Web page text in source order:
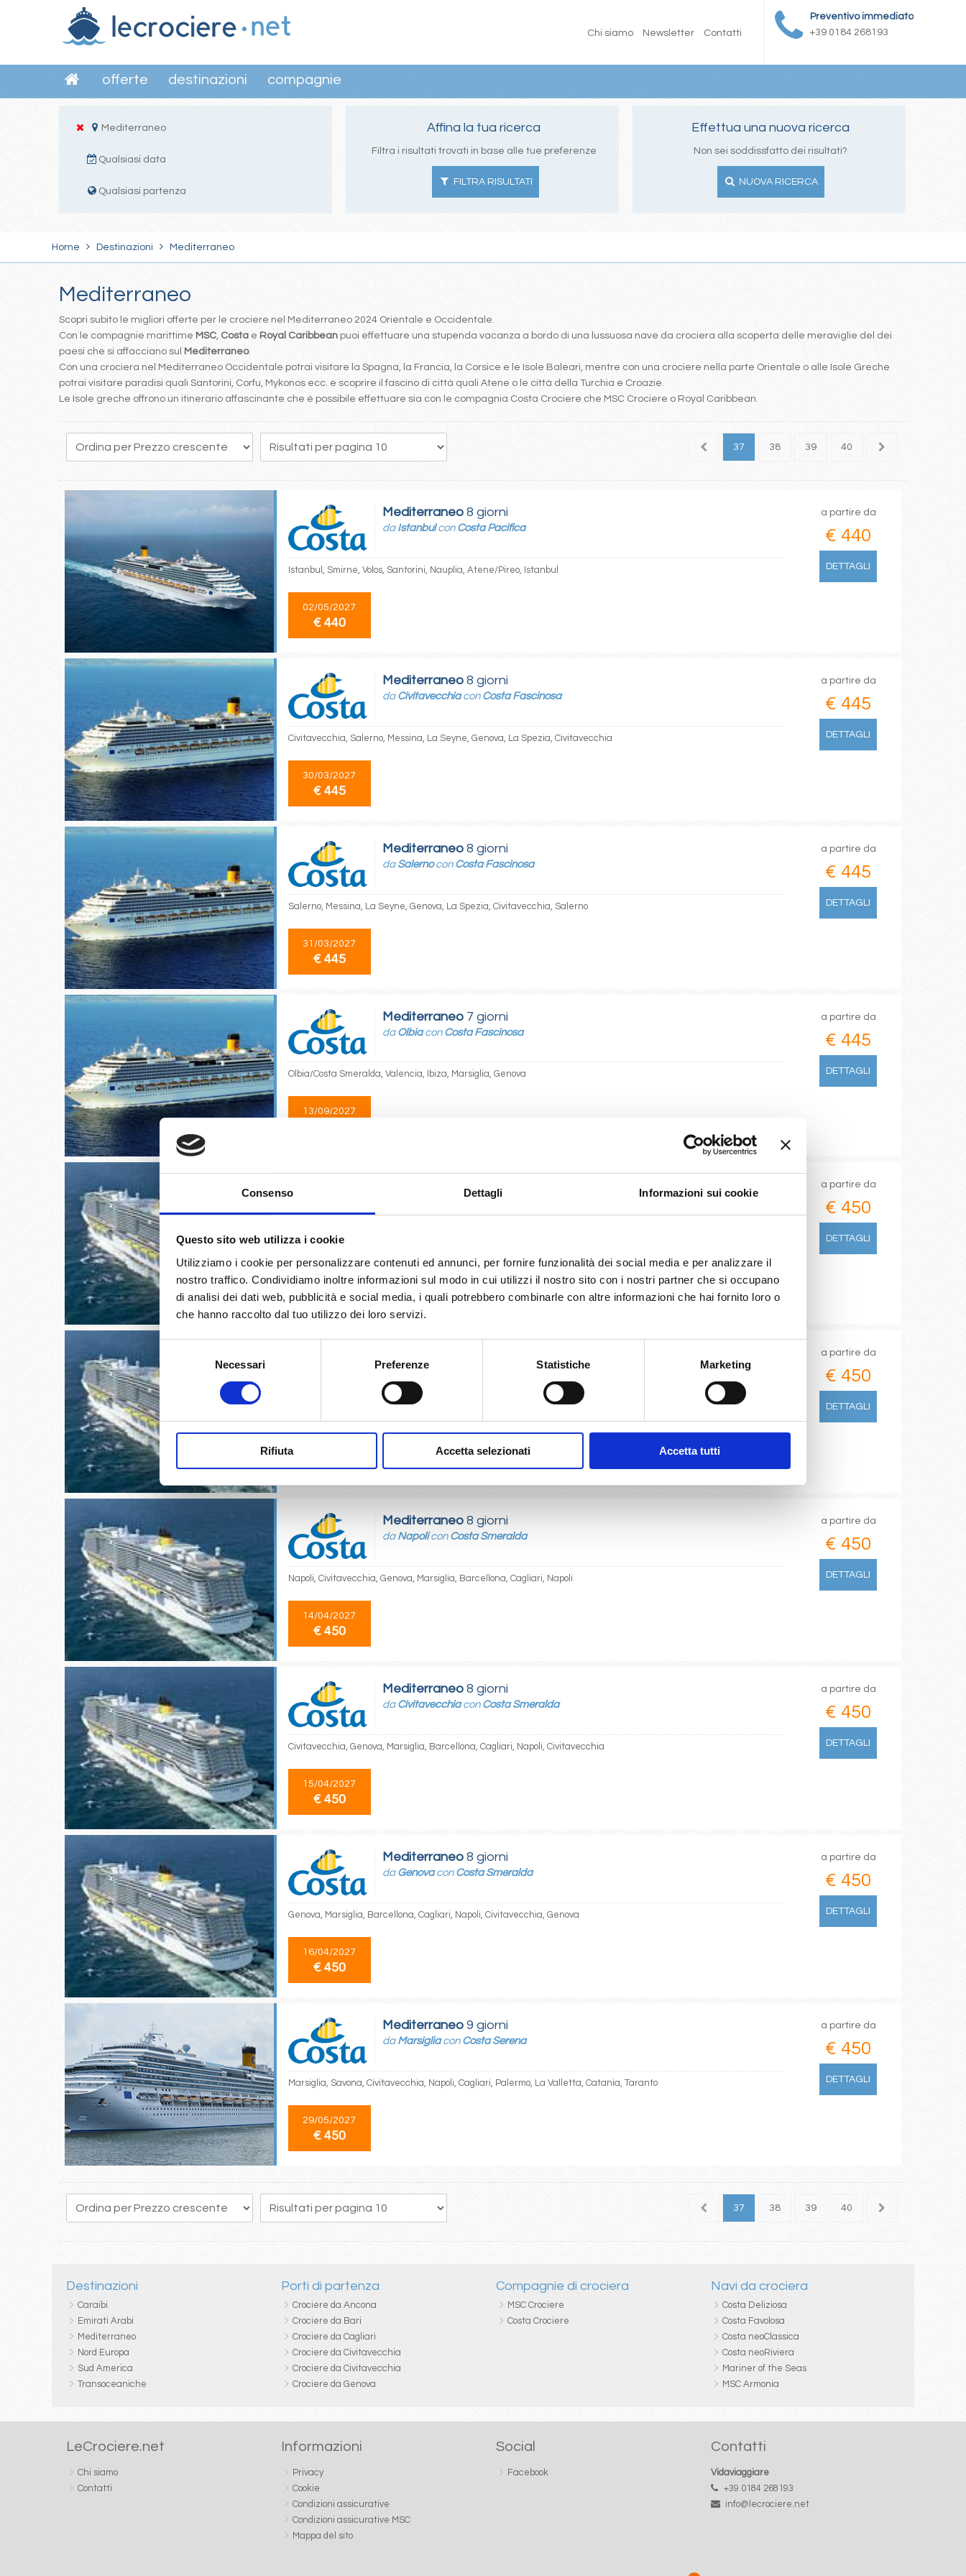
Consenso Dettagli Informazioni sui cookie
Questo sito web utilizza i cookie
Utilizziamo i cookie per personalizzare contenuti ed annunci, per fornire funzionalità dei social media e per analizzare il
nostro traffico. Condividiamo inoltre informazioni sul modo in cui utilizzi il nostro sito con i nostri partner che si occupano
di analisi dei dati web, pubblicità e social media, i quali potrebbero combinarle con altre informazioni che hai fornito loro o
che hanno raccolto dal tuo utilizzo dei loro servizi.
del
consenso
Necessari Preferenze Statistiche Marketing
Rifiuta Accetta selezionati Accetta tutti
Preventivo immediato
+39 0184 268193
Chi siamo Newsletter Contatti
offerte destinazioni compagnie
Mediterraneo
Qualsiasi data
Qualsiasi partenza
Affina la tua ricerca
Filtra i risultati trovati in base alle tue preferenze
FILTRA RISULTATI
Effettua una nuova ricerca
Non sei soddissfatto dei risultati?
NUOVA RICERCA
Home Destinazioni Mediterraneo
Mediterraneo
Scopri subito le migliori offerte per le crociere nel Mediterraneo 2024 Orientale e Occidentale.
Con le compagnie marittime MSC, Costa e Royal Caribbean puoi effettuare una stupenda vacanza a bordo di una lussuosa nave da crociera alla scoperta delle meraviglie del dei
paesi che si affacciano sul
Mediterraneo.
Con una crociera nel Mediterraneo Occidentale potrai visitare la Spagna, la Francia, la Corsice e le Isole Baleari, mentre con una crociere nella parte Orientale o alle Isole Greche
potrai visitare paradisi quali Santorini, Corfu, Mykonos ecc. e scoprire il fascino di città quali Atene o le città della Turchia e Croazie.
Le Isole greche offrono un itinerario affascinante che è possibile effettuare sia con le compagnia Costa Crociere che MSC Crociere o Royal Caribbean.
19 20 21 22 24 25 26 27 36 37 38 39 40 41
Mediterraneo 8 giorni
da Istanbulcon Costa Pacifica
Istanbul, Smirne, Volos, Santorini, Nauplia, Atene/Pireo, Istanbul
02/05/2027
€ 440
a partire da
€ 440
DETTAGLI
Mediterraneo 8 giorni
da Civitavecchiacon Costa Fascinosa
Civitavecchia, Salerno, Messina, La Seyne, Genova, La Spezia, Civitavecchia
30/03/2027
€ 445
a partire da
€ 445
DETTAGLI
Mediterraneo 8 giorni
da Salernocon Costa Fascinosa
Salerno, Messina, La Seyne, Genova, La Spezia, Civitavecchia, Salerno
31/03/2027
€ 445
a partire da
€ 445
DETTAGLI
Mediterraneo 7 giorni
da Olbiacon Costa Fascinosa
Olbia/Costa Smeralda, Valencia, Ibiza, Marsiglia, Genova
13/09/2027
a partire da
€ 445
DETTAGLI
Costa Smeralda
Genova, Marsiglia, Barcellona, Cagliari, Napoli, Civitavecchia, Genova
09/04/2027
€ 450
a partire da
€ 450
DETTAGLI
daCagliari
a partire da
€ 450
DETTAGLI
Mediterraneo 8 giorni
da Napolicon Costa Smeralda
Napoli, Civitavecchia, Genova, Marsiglia, Barcellona, Cagliari, Napoli
14/04/2027
€ 450
a partire da
€ 450
DETTAGLI
Mediterraneo 8 giorni
da Civitavecchiacon Costa Smeralda
Civitavecchia, Genova, Marsiglia, Barcellona, Cagliari, Napoli, Civitavecchia
15/04/2027
€ 450
a partire da
€ 450
DETTAGLI
Mediterraneo 8 giorni
da Genovacon Costa Smeralda
Genova, Marsiglia, Barcellona, Cagliari, Napoli, Civitavecchia, Genova
16/04/2027
€ 450
a partire da
€ 450
DETTAGLI
Mediterraneo 9 giorni
da Marsigliacon Costa Serena
Marsiglia, Savona, Civitavecchia, Napoli, Cagliari, Palermo, La Valletta, Catania, Taranto
29/05/2027
€ 450
a partire da
€ 450
DETTAGLI
19 20 21 22 24 25 26 27 36 37 38 39 40 41
Destinazioni
Caraibi
Emirati Arabi
Mediterraneo
Nord Europa
Sud America
Transoceaniche
Porti di partenza
Crociere da Ancona
Crociere da Bari
Crociere da Cagliari
Crociere da Civitavecchia
Crociere da Civitavecchia
Crociere da Genova
Compagnie di crociera
MSC Crociere
Costa Crociere
Navi da crociera
Costa Deliziosa
Costa Favolosa
Costa neoClassica
Costa neoRiviera
Mariner of the Seas
MSC Armonia
LeCrociere.net
Chi siamo
Contatti
Informazioni
Privacy
Cookie
Condizioni assicurative
Condizioni assicurative MSC
Mappa del sito
Social
Facebook
Contatti
Vidaviaggiare
+39 0184 268193
info@lecrociere.net